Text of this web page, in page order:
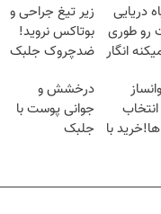
دریایی
رو طوری
انگار
زیر تیغ جراحی و
بوتاکس نروید!
ضدچروک جلبک
انتخاب
با
درخشش و
جوانی پوست با
جلبک
تخفیف ویژه